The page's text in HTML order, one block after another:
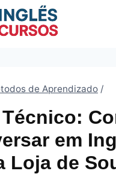
de Aprendizado /
em
Loja de